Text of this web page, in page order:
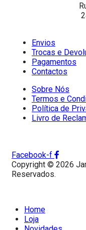
Envios
Trocas e
Pagamentos
Contactos
Sobre Nós
Termos e
Política de
Livro de
Facebook-f
Copyright © 2026
Reservados.
Home
Loja